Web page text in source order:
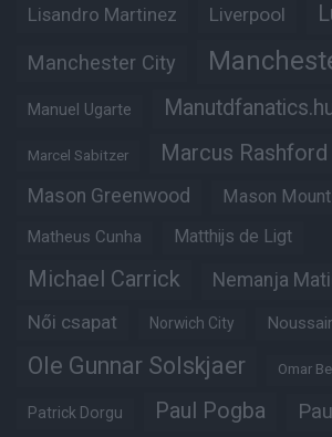
Lisandro Martinez Liverpool
Manchester City
Manuel Ugarte
Marcel Sabitzer Marcus Rashford
Mason Greenwood Mason Mount
Matheus Cunha Matthijs de Ligt
Michael Carrick Nemanja
Női csapat Norwich City
Ole Gunnar Solskjaer Omar
Patrick Dorgu Paul Pogba